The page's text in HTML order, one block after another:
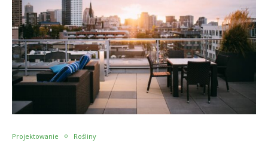
Projektowanie Rośliny